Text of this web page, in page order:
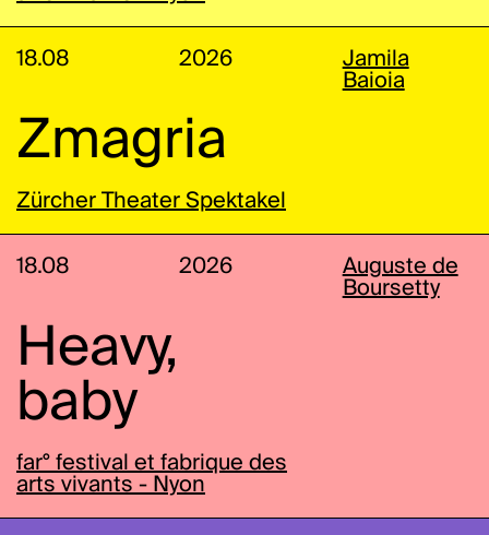
18.08 2026
Jamila
Baioia
Zmagria
Zürcher Theater Spektakel
18.08 2026
Auguste de
Boursetty
Heavy,
baby
far° festival et fabrique des
arts vivants - Nyon